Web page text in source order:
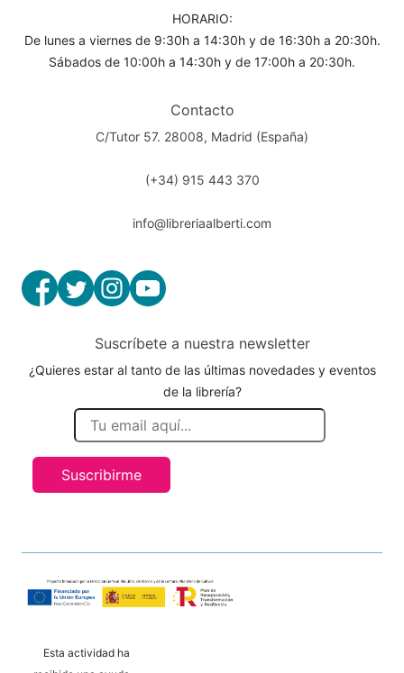
HORARIO:
De lunes a viernes de 9:30h a 14:30h y de 16:30h a 20:30h.
Sábados de 10:00h a 14:30h y de 17:00h a 20:30h.
Contacto
C/Tutor 57. 28008, Madrid (España)
(+34) 915 443 370
info@libreriaalberti.com
Suscríbete a nuestra newsletter
¿Quieres estar al tanto de las últimas novedades y eventos
de la librería?
Suscribirme
Esta actividad ha